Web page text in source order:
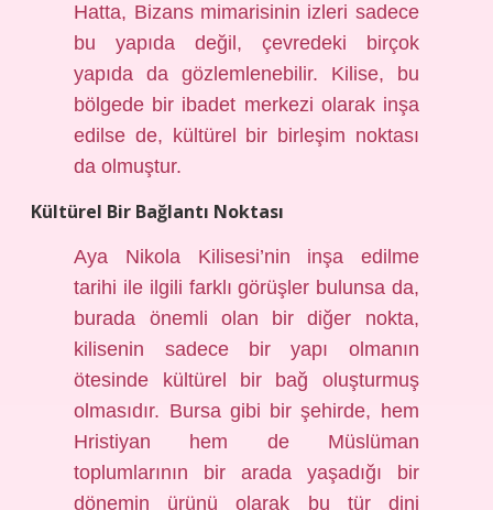
Hatta, Bizans mimarisinin izleri sadece
bu yapıda değil, çevredeki birçok
yapıda da gözlemlenebilir. Kilise, bu
bölgede bir ibadet merkezi olarak inşa
edilse de, kültürel bir birleşim noktası
da olmuştur.
Kültürel Bir Bağlantı Noktası
Aya Nikola Kilisesi’nin inşa edilme
tarihi ile ilgili farklı görüşler bulunsa da,
burada önemli olan bir diğer nokta,
kilisenin sadece bir yapı olmanın
ötesinde kültürel bir bağ oluşturmuş
olmasıdır. Bursa gibi bir şehirde, hem
Hristiyan hem de Müslüman
toplumlarının bir arada yaşadığı bir
dönemin ürünü olarak bu tür dini